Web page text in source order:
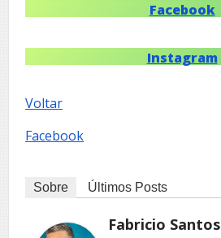
Facebook
Instagram
Voltar
Facebook
Sobre Últimos Posts
Fabricio Santos